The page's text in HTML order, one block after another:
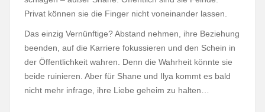
Privat können sie die Finger nicht voneinander lassen.
Das einzig Vernünftige? Abstand nehmen, ihre Beziehung
beenden, auf die Karriere fokussieren und den Schein in
der Öffentlichkeit wahren. Denn die Wahrheit könnte sie
beide ruinieren. Aber für Shane und Ilya kommt es bald
nicht mehr infrage, ihre Liebe geheim zu halten…